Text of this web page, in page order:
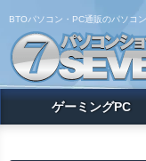
BTOパソコン・PC通販のパソコ
ゲーミングPC